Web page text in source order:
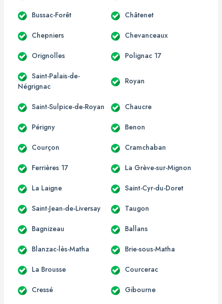
Bussac-Forêt Châtenet
Chepniers Chevanceaux
Orignolles Polignac 17
Saint-Palais-de-
Négrignac
Royan
Saint-Sulpice-de-Royan Chaucre
Périgny Benon
Courçon Cramchaban
Ferrières 17 La Grève-sur-Mignon
La Laigne Saint-Cyr-du-Doret
Saint-Jean-de-Liversay Taugon
Bagnizeau Ballans
Blanzac-lès-Matha Brie-sous-Matha
La Brousse Courcerac
Cressé Gibourne